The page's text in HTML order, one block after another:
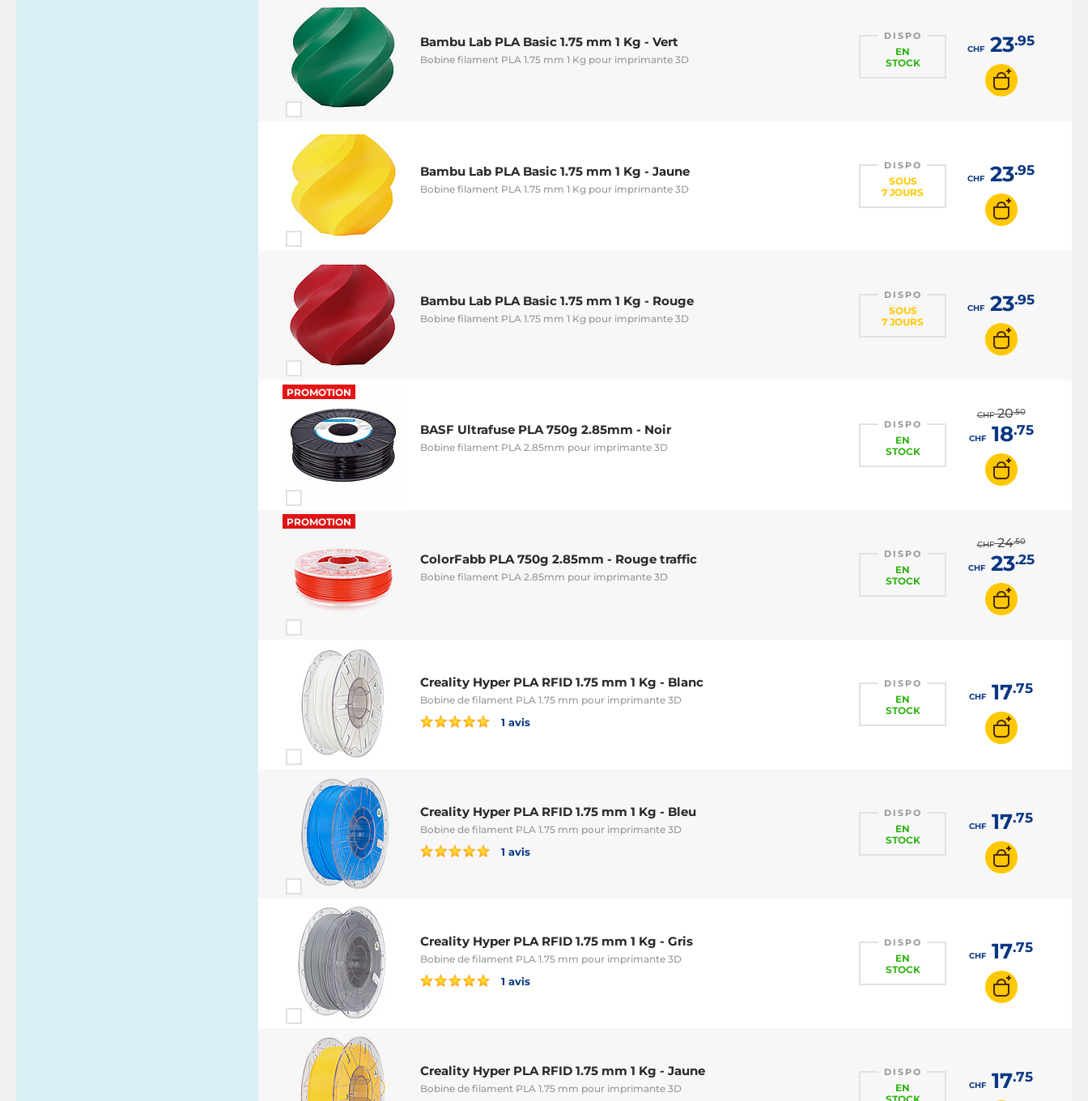
Bambu Lab PLA Basic 1.75 mm 1 Kg - Vert
Bobine filament PLA 1.75 mm 1 Kg pour imprimante 3D
DISPO
EN
STOCK
CHF23.95
Bambu Lab PLA Basic 1.75 mm 1 Kg - Jaune
Bobine filament PLA 1.75 mm 1 Kg pour imprimante 3D
DISPO
SOUS
7 JOURS
CHF23.95
Bambu Lab PLA Basic 1.75 mm 1 Kg - Rouge
Bobine filament PLA 1.75 mm 1 Kg pour imprimante 3D
DISPO
SOUS
7 JOURS
CHF23.95
PROMOTION
BASF Ultrafuse PLA 750g 2.85mm - Noir
Bobine filament PLA 2.85mm pour imprimante 3D
DISPO
EN
STOCK
CHF20.50
CHF18.75
PROMOTION
ColorFabb PLA 750g 2.85mm - Rouge traffic
Bobine filament PLA 2.85mm pour imprimante 3D
DISPO
EN
STOCK
CHF24.50
CHF23.25
Creality Hyper PLA RFID 1.75 mm 1 Kg - Blanc
Bobine de filament PLA 1.75 mm pour imprimante 3D
1 avis
DISPO
EN
STOCK
CHF17.75
Creality Hyper PLA RFID 1.75 mm 1 Kg - Bleu
Bobine de filament PLA 1.75 mm pour imprimante 3D
1 avis
DISPO
EN
STOCK
CHF17.75
Creality Hyper PLA RFID 1.75 mm 1 Kg - Gris
Bobine de filament PLA 1.75 mm pour imprimante 3D
1 avis
DISPO
EN
STOCK
CHF17.75
Creality Hyper PLA RFID 1.75 mm 1 Kg - Jaune
Bobine de filament PLA 1.75 mm pour imprimante 3D
DISPO
EN
CHF17.75